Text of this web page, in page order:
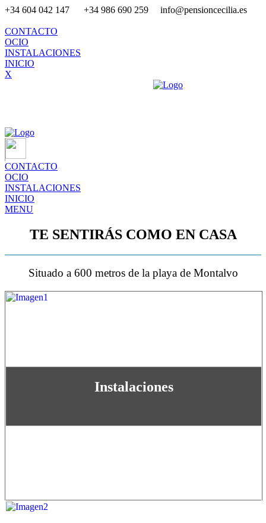
+34 604 042 147 +34 986 690 259 info@pensioncecilia.es
CONTACTO
OCIO
INSTALACIONES
INICIO
X
CONTACTO
OCIO
INSTALACIONES
INICIO
MENU
TE SENTIRÁS COMO EN CASA
Situado a 600 metros de la playa de Montalvo
Instalaciones